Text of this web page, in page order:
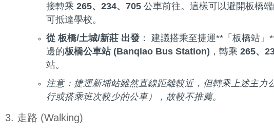
接轉乘 265、234、705 公車前往。這樣可以避開板橋
可抵達學校。
從 板橋/土城/新莊 出發 ： 建議搭乘至捷運**「板橋站
邊的板橋公車站 (Banqiao Bus Station) ，轉乘 265、
站。
注意：捷運新埔站雖然直線距離較近，但轉乘上述主力
行或搭乘班次較少的公車），故較不推薦。
3. 走路 (Walking)